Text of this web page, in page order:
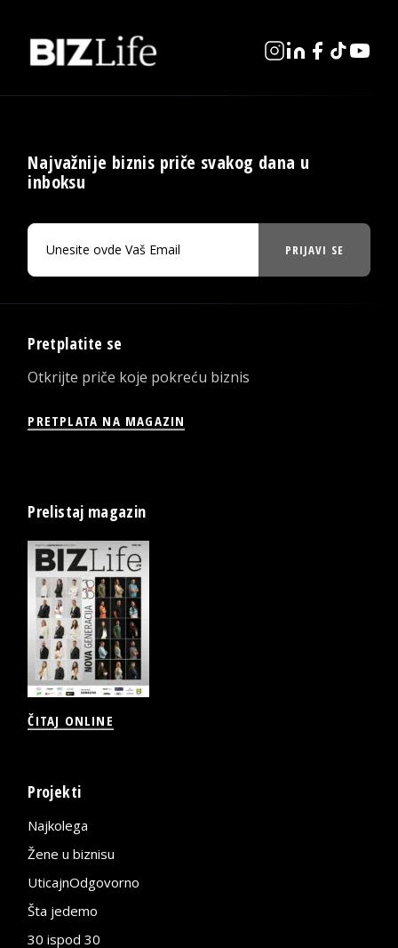
Najvažnije biznis priče svakog dana u
inboksu
PRIJAVI SE
Pretplatite se
Otkrijte priče koje pokreću biznis
PRETPLATA NA MAGAZIN
Prelistaj magazin
ČITAJ ONLINE
Projekti
Najkolega
Žene u biznisu
UticajnOdgovorno
Šta jedemo
30 ispod 30